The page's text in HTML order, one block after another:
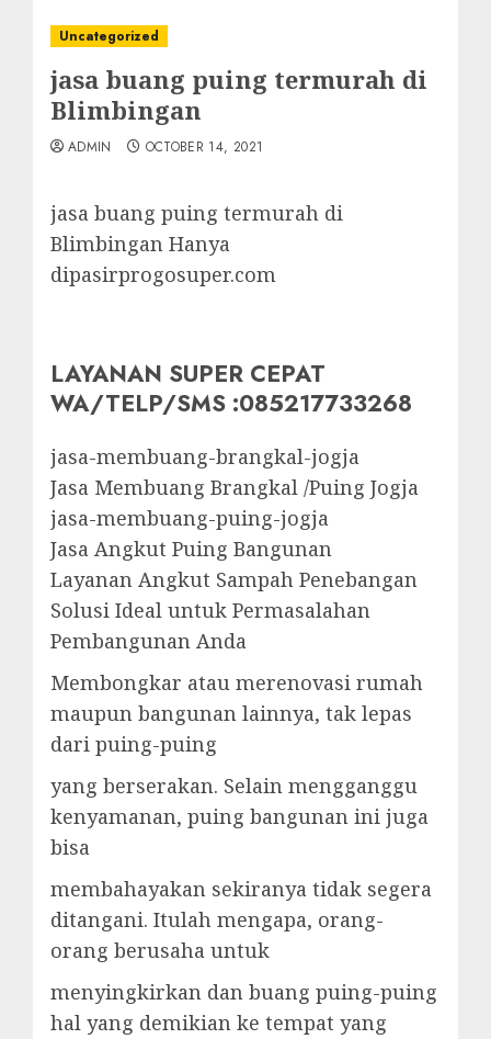
Uncategorized
jasa buang puing termurah di
Blimbingan
ADMIN OCTOBER 14, 2021
jasa buang puing termurah di
Blimbingan Hanya
dipasirprogosuper.com
LAYANAN SUPER CEPAT
WA/TELP/SMS :085217733268
jasa-membuang-brangkal-jogja
Jasa Membuang Brangkal /Puing Jogja
jasa-membuang-puing-jogja
Jasa Angkut Puing Bangunan
Layanan Angkut Sampah Penebangan
Solusi Ideal untuk Permasalahan
Pembangunan Anda
Membongkar atau merenovasi rumah
maupun bangunan lainnya, tak lepas
dari puing-puing
yang berserakan. Selain mengganggu
kenyamanan, puing bangunan ini juga
bisa
membahayakan sekiranya tidak segera
ditangani. Itulah mengapa, orang-
orang berusaha untuk
menyingkirkan dan buang puing-puing
hal yang demikian ke tempat yang